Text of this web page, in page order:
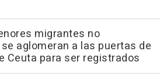
migrantes no
aglomeran a las puertas de
Ceuta para ser registrados